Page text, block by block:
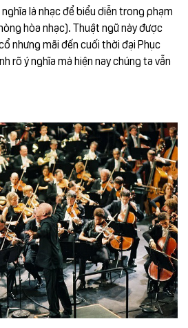
là nhạc để biểu diễn trong phạm
hòa nhạc). Thuật ngữ này được
nhưng mãi đến cuối thời đại Phục
rõ ý nghĩa mà hiện nay chúng ta vẫn